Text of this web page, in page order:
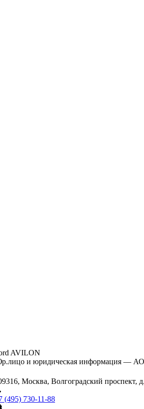
AVILON
и юридическая информация —
Москва, Волгоградский проспект,
(495) 730-11-88